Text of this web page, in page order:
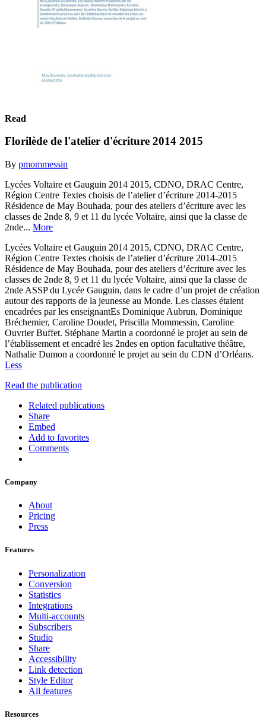
Read
Florilède de l'atelier d'écriture 2014 2015
By pmommessin
Lycées Voltaire et Gauguin 2014 2015, CDNO, DRAC Centre,
Région Centre Textes choisis de l’atelier d’écriture 2014-2015
Résidence de May Bouhada, pour des ateliers d’écriture avec les
classes de 2nde 8, 9 et 11 du lycée Voltaire, ainsi que la classe de
2nde... More
Lycées Voltaire et Gauguin 2014 2015, CDNO, DRAC Centre,
Région Centre Textes choisis de l’atelier d’écriture 2014-2015
Résidence de May Bouhada, pour des ateliers d’écriture avec les
classes de 2nde 8, 9 et 11 du lycée Voltaire, ainsi que la classe de
2nde ASSP du Lycée Gauguin, dans le cadre d’un projet de création
autour des rapports de la jeunesse au Monde. Les classes étaient
encadrées par les enseignantEs Dominique Aubrun, Dominique
Bréchemier, Caroline Doudet, Priscilla Mommessin, Caroline
Ouvrier Buffet. Stéphane Martin a coordonné le projet au sein de
l’établissement et encadré les 2ndes en option facultative théâtre,
Nathalie Dumon a coordonné le projet au sein du CDN d’Orléans.
Less
Read the publication
Related publications
Share
Embed
Add to favorites
Comments
Company
About
Pricing
Press
Features
Personalization
Conversion
Statistics
Integrations
Multi-accounts
Subscribers
Studio
Share
Accessibility
Link detection
Style Editor
All features
Resources